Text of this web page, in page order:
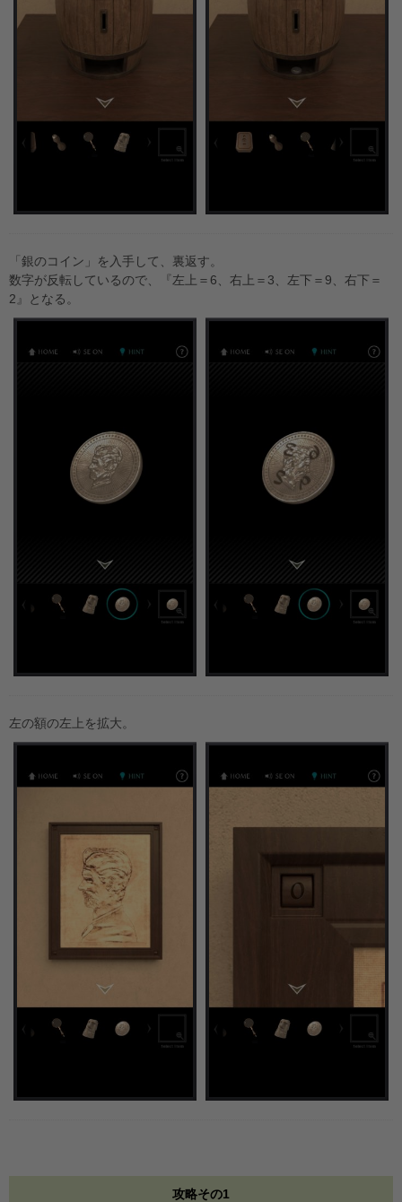
「銀のコイン」を入手して、裏返す。
数字が反転しているので、『左上＝6、右上＝3、左下＝9、右下＝
2』となる。
左の額の左上を拡大。
攻略その1